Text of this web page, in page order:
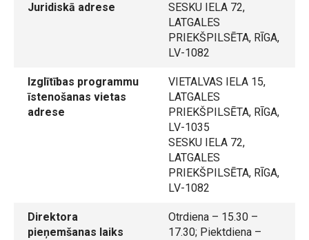
Juridiskā adrese
SESKU IELA 72,
LATGALES
PRIEKŠPILSĒTA, RĪGA,
LV-1082
Izglītības programmu
īstenošanas vietas
adrese
VIETALVAS IELA 15,
LATGALES
PRIEKŠPILSĒTA, RĪGA,
LV-1035
SESKU IELA 72,
LATGALES
PRIEKŠPILSĒTA, RĪGA,
LV-1082
Direktora
pieņemšanas laiks
Otrdiena – 15.30 –
17.30; Piektdiena –